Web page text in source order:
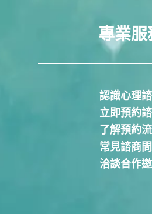
專業服
認識心理
立即預約
了解預約
常見諮商
洽談合作